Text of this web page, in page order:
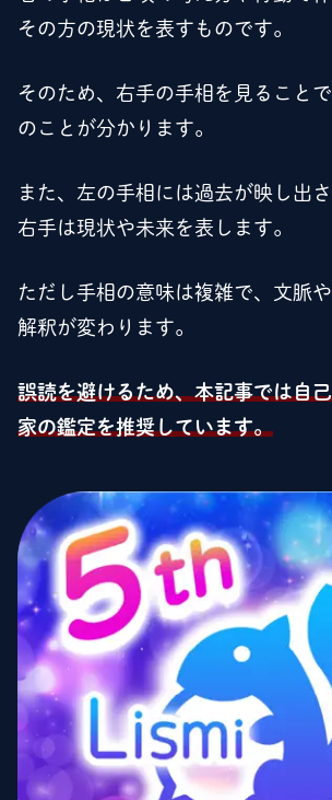
その方の現状を表すものです。
そのため、右手の手相を見ること
のことが分かります。
また、左の手相には過去が映し出
右手は現状や未来を表します。
ただし手相の意味は複雑で、文脈
解釈が変わります。
誤読を避けるため、本記事では自
家の鑑定を推奨しています。